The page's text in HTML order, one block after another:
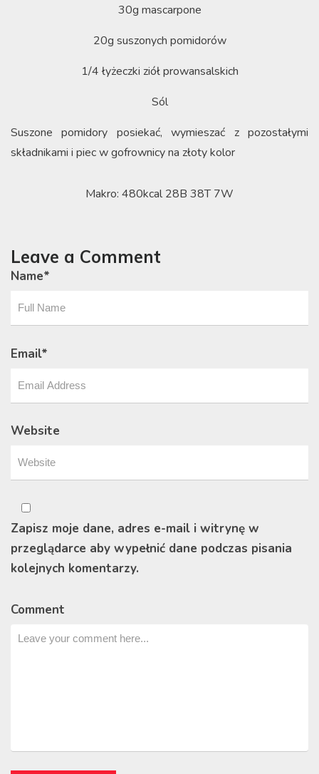
30g mascarpone
20g suszonych pomidorów
1/4 łyżeczki ziół prowansalskich
Sól
Suszone pomidory posiekać, wymieszać z pozostałymi
składnikami i piec w gofrownicy na złoty kolor
Makro: 480kcal 28B 38T 7W
Leave a Comment
Name*
Email*
Website
Zapisz moje dane, adres e-mail i witrynę w
przeglądarce aby wypełnić dane podczas pisania
kolejnych komentarzy.
Comment